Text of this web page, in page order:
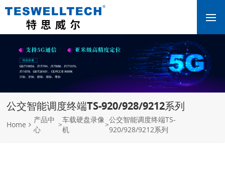
公交智能调度终端TS-920/928/9212系列
Home
产品中
心
>
车载硬盘录像
机
>
公交智能调度终端TS-
920/928/9212系列